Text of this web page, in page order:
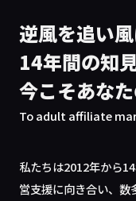
逆風を追い風
14年間の知見
今こそあな
To adult affiliate
私たちは2012年から
営支援に向き合い、